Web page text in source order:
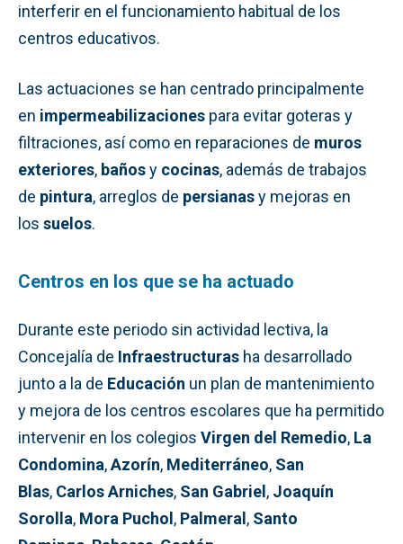
interferir en el funcionamiento habitual de los
centros educativos.
Las actuaciones se han centrado principalmente
en impermeabilizaciones para evitar goteras y
filtraciones, así como en reparaciones de muros
exteriores, bañosy cocinas, además de trabajos
de pintura, arreglos de persianasy mejoras en
los suelos.
Centros en los que se ha actuado
Durante este periodo sin actividad lectiva, la
Concejalía de Infraestructuras ha desarrollado
junto a la de Educación un plan de mantenimiento
y mejora de los centros escolares que ha permitido
intervenir en los colegios Virgen del Remedio, La
Condomina,Azorín, Mediterráneo, San
Blas, Carlos Arniches, San Gabriel, Joaquín
Sorolla, Mora Puchol, Palmeral, Santo